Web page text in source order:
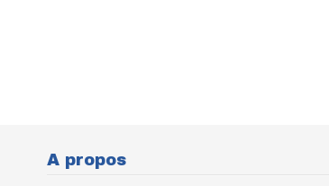
A propos